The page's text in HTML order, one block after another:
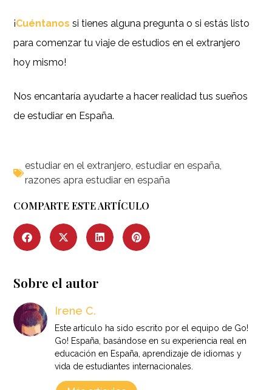
¡Cuéntanos si tienes alguna pregunta o si estás listo
para comenzar tu viaje de estudios en el extranjero
hoy mismo!
Nos encantaría ayudarte a hacer realidad tus sueños
de estudiar en España.
estudiar en el extranjero,estudiar en españa,
razones apra estudiar en españa
COMPARTE ESTE ARTÍCULO
Sobre el autor
Irene C.
Este artículo ha sido escrito por el equipo de Go!
Go! España, basándose en su experiencia real en
educación en España, aprendizaje de idiomas y
vida de estudiantes internacionales.